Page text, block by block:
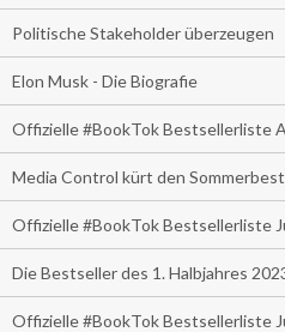
Politische Stakeholder überzeugen
Elon Musk - Die Biografie
Offizielle #BookTok Bestsellerliste
Media Control kürt den
Offizielle #BookTok Bestsellerliste
Die Bestseller des 1. Halbjahres
Offizielle #BookTok Bestsellerliste